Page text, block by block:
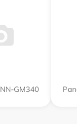
GM340